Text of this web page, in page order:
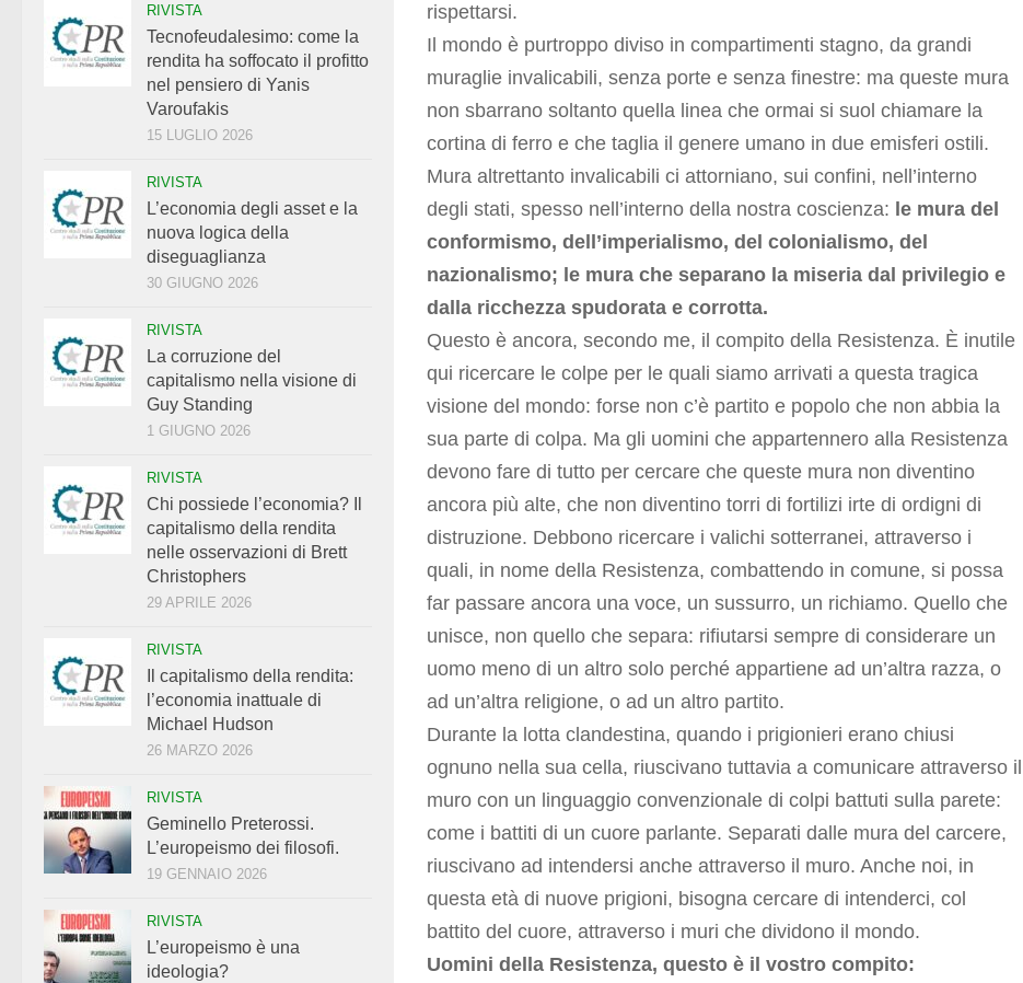
rispettarsi.
Il mondo è purtroppo diviso in compartimenti stagno, da grandi
muraglie invalicabili, senza porte e senza finestre: ma queste mura
non sbarrano soltanto quella linea che ormai si suol chiamare la
cortina di ferro e che taglia il genere umano in due emisferi ostili.
Mura altrettanto invalicabili ci attorniano, sui confini, nell’interno
degli stati, spesso nell’interno della nostra coscienza: le mura del
conformismo, dell’imperialismo, del colonialismo, del
nazionalismo; le mura che separano la miseria dal privilegio e
dalla ricchezza spudorata e corrotta.
Questo è ancora, secondo me, il compito della Resistenza. È inutile
qui ricercare le colpe per le quali siamo arrivati a questa tragica
visione del mondo: forse non c’è partito e popolo che non abbia la
sua parte di colpa. Ma gli uomini che appartennero alla Resistenza
devono fare di tutto per cercare che queste mura non diventino
ancora più alte, che non diventino torri di fortilizi irte di ordigni di
distruzione. Debbono ricercare i valichi sotterranei, attraverso i
quali, in nome della Resistenza, combattendo in comune, si possa
far passare ancora una voce, un sussurro, un richiamo. Quello che
unisce, non quello che separa: rifiutarsi sempre di considerare un
uomo meno di un altro solo perché appartiene ad un’altra razza, o
ad un’altra religione, o ad un altro partito.
Durante la lotta clandestina, quando i prigionieri erano chiusi
ognuno nella sua cella, riuscivano tuttavia a comunicare attraverso il
muro con un linguaggio convenzionale di colpi battuti sulla parete:
come i battiti di un cuore parlante. Separati dalle mura del carcere,
riuscivano ad intendersi anche attraverso il muro. Anche noi, in
questa età di nuove prigioni, bisogna cercare di intenderci, col
battito del cuore, attraverso i muri che dividono il mondo.
Uomini della Resistenza, questo è il vostro compito:
RIVISTA
Tecnofeudalesimo: come la
rendita ha soffocato il profitto
nel pensiero di Yanis
Varoufakis
15 LUGLIO 2026
RIVISTA
L’economia degli asset e la
nuova logica della
diseguaglianza
30 GIUGNO 2026
RIVISTA
La corruzione del
capitalismo nella visione di
Guy Standing
1 GIUGNO 2026
RIVISTA
Chi possiede l’economia? Il
capitalismo della rendita
nelle osservazioni di Brett
Christophers
29 APRILE 2026
RIVISTA
Il capitalismo della rendita:
l’economia inattuale di
Michael Hudson
26 MARZO 2026
RIVISTA
Geminello Preterossi.
L’europeismo dei filosofi.
19 GENNAIO 2026
RIVISTA
L’europeismo è una
ideologia?